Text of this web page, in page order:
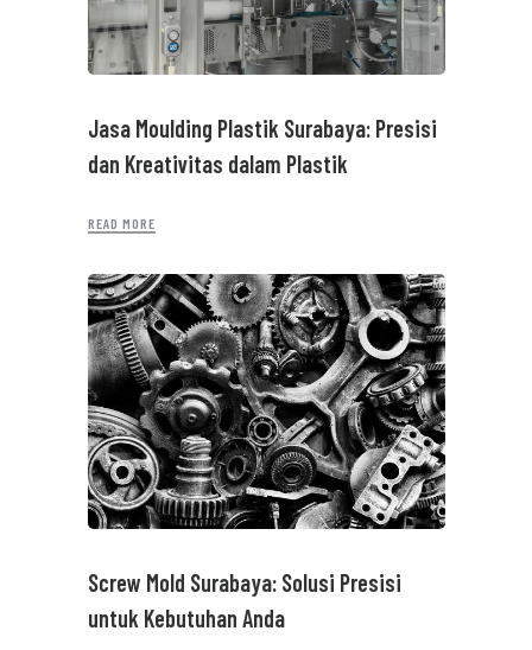
Jasa Moulding Plastik Surabaya: Presisi
dan Kreativitas dalam Plastik
READ MORE
Screw Mold Surabaya: Solusi Presisi
untuk Kebutuhan Anda